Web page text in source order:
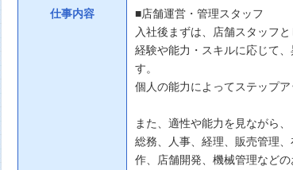
仕事内容
■店舗運営・管理スタッフ
入社後まずは、店舗スタッフ
経験や能力・スキルに応じて
す。
個人の能力によってステップア
また、適性や能力を見ながら、
総務、人事、経理、販売管理
作、店舗開発、機械管理など